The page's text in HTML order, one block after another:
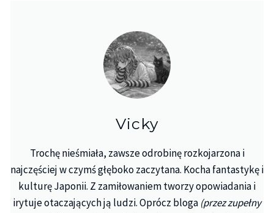
Vicky
Trochę nieśmiała, zawsze odrobinę rozkojarzona i
najczęściej w czymś głęboko zaczytana. Kocha fantastykę i
kulturę Japonii. Z zamiłowaniem tworzy opowiadania i
irytuje otaczających ją ludzi. Oprócz bloga (przez zupełny